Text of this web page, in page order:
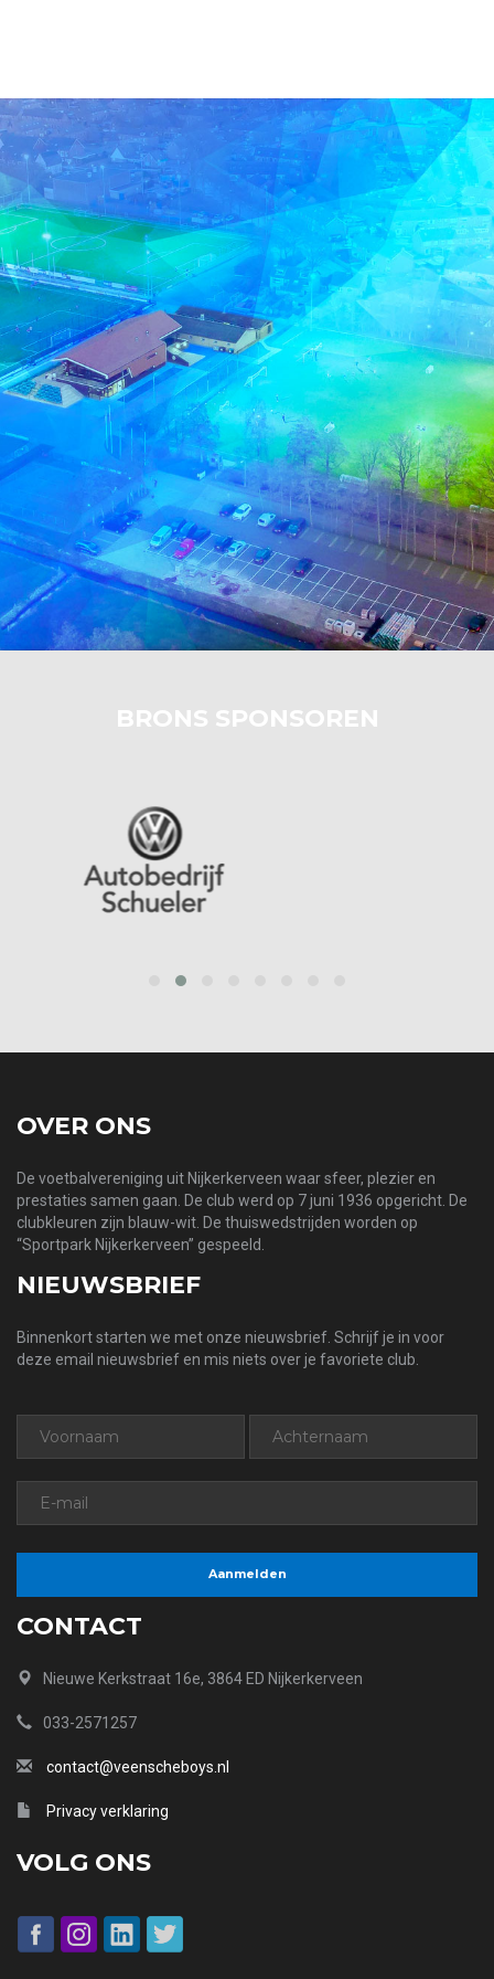
BRONS SPONSOREN
OVER ONS
De voetbalvereniging uit Nijkerkerveen waar sfeer, plezier en
prestaties samen gaan. De club werd op 7 juni 1936 opgericht. De
clubkleuren zijn blauw-wit. De thuiswedstrijden worden op
“Sportpark Nijkerkerveen” gespeeld.
NIEUWSBRIEF
Binnenkort starten we met onze nieuwsbrief. Schrijf je in voor
deze email nieuwsbrief en mis niets over je favoriete club.
CONTACT
Nieuwe Kerkstraat 16e, 3864 ED Nijkerkerveen
033-2571257
contact@veenscheboys.nl
Privacy verklaring
VOLG ONS